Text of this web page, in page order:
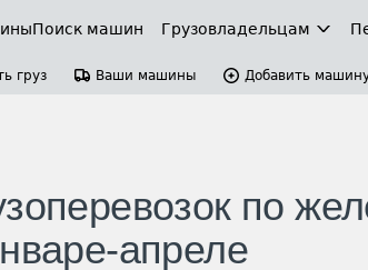
Поиск машин Грузовладельцам
груз Ваши машины Добавить
по
апреле